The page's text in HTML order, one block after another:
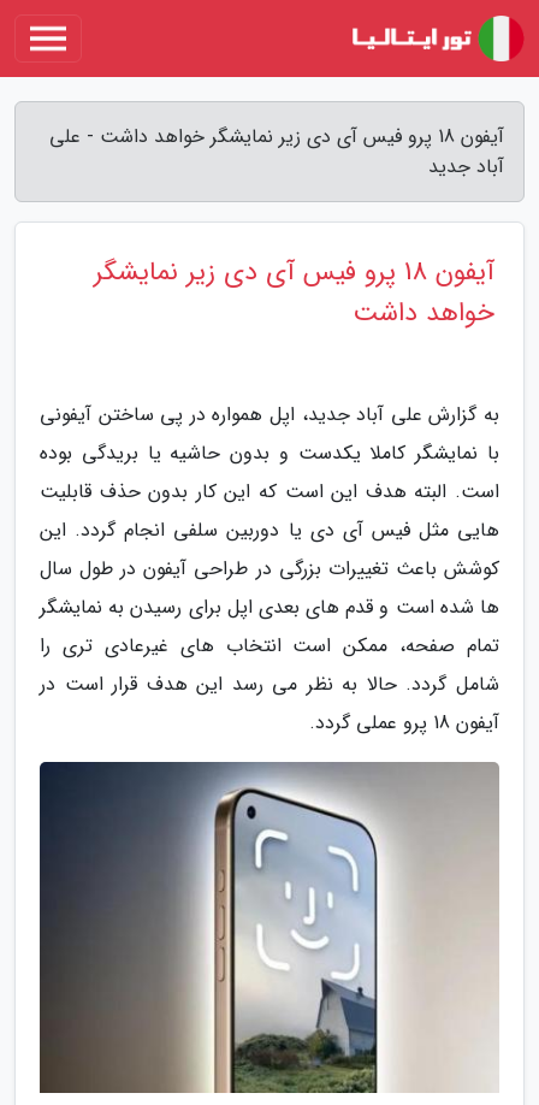
آیفون 18 پرو فیس آی دی زیر نمایشگر خواهد داشت - علی
آباد جدید
آیفون 18 پرو فیس آی دی زیر نمایشگر
خواهد داشت
به گزارش علی آباد جدید، اپل همواره در پی ساختن آیفونی
با نمایشگر کاملا یکدست و بدون حاشیه یا بریدگی بوده
است. البته هدف این است که این کار بدون حذف قابلیت
هایی مثل فیس آی دی یا دوربین سلفی انجام گردد. این
کوشش باعث تغییرات بزرگی در طراحی آیفون در طول سال
ها شده است و قدم های بعدی اپل برای رسیدن به نمایشگر
تمام صفحه، ممکن است انتخاب های غیرعادی تری را
شامل گردد. حالا به نظر می رسد این هدف قرار است در
آیفون 18 پرو عملی گردد.